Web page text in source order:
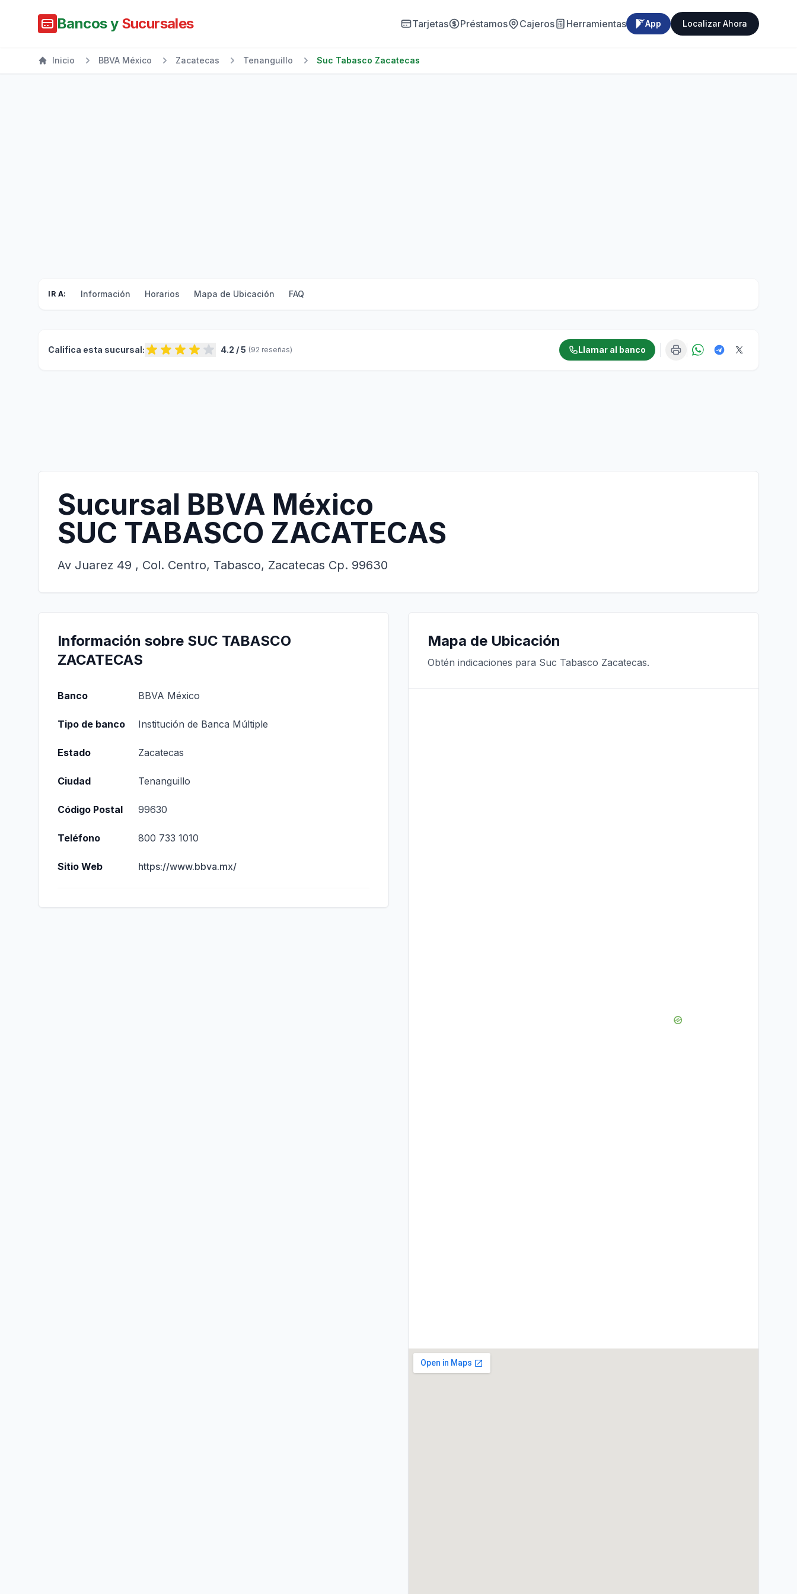
Bancos y Sucursales Tarjetas Préstamos Cajeros Herramientas App Localizar Ahora
Inicio BBVA México Zacatecas Tenanguillo Suc Tabasco Zacatecas
IR A: Información Horarios Mapa de Ubicación FAQ
Califica esta sucursal: 4.2 / 5 (92 reseñas) Llamar al banco
Sucursal BBVA México
SUC TABASCO ZACATECAS
Av Juarez 49 , Col. Centro, Tabasco, Zacatecas Cp. 99630
Información sobre SUC TABASCO
ZACATECAS
Banco BBVA México
Tipo de banco Institución de Banca Múltiple
Estado Zacatecas
Ciudad Tenanguillo
Código Postal 99630
Teléfono 800 733 1010
Sitio Web https://www.bbva.mx/
Mapa de Ubicación
Obtén indicaciones para Suc Tabasco Zacatecas.